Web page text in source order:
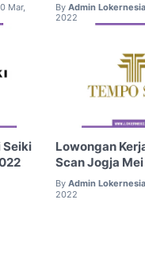
Mar,
By Admin
2022
Seiki
Lowongan
Scan Jogja
By Admin
2022